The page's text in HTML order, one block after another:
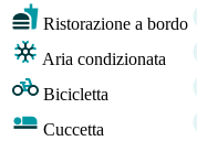
Ristorazione a bordo
Aria condizionata
Bicicletta
Cuccetta